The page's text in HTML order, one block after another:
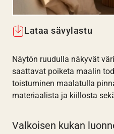
Lataa sävylastu
Näytön ruudulla näkyvät
saattavat poiketa maalin
toistuminen maalatulla
materiaalista ja kiillosta
Valkoisen kukan